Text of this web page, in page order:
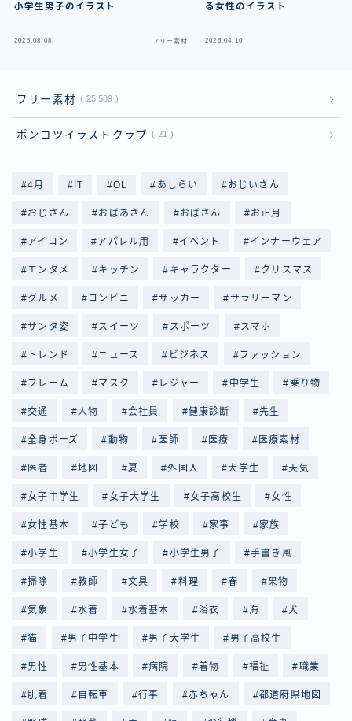
小学生男子のイラスト
2025.08.08 フリー素材
る女性のイラスト
2026.04.10
フリー素材 25,509
ポンコツイラストクラブ 21
4月 IT OL あしらい おじいさん
おじさん おばあさん おばさん お正月
アイコン アパレル用 イベント インナーウェア
エンタメ キッチン キャラクター クリスマス
グルメ コンビニ サッカー サラリーマン
サンタ姿 スイーツ スポーツ スマホ
トレンド ニュース ビジネス ファッション
フレーム マスク レジャー 中学生 乗り物
交通 人物 会社員 健康診断 先生
全身ポーズ 動物 医師 医療 医療素材
医者 地図 夏 外国人 大学生 天気
女子中学生 女子大学生 女子高校生 女性
女性基本 子ども 学校 家事 家族
小学生 小学生女子 小学生男子 手書き風
掃除 教師 文具 料理 春 果物
気象 水着 水着基本 浴衣 海 犬
猫 男子中学生 男子大学生 男子高校生
男性 男性基本 病院 着物 福祉 職業
肌着 自転車 行事 赤ちゃん 都道府県地図